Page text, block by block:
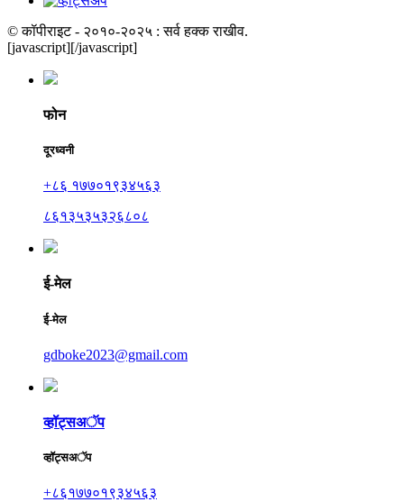
© कॉपीराइट - २०१०-२०२५ : सर्व हक्क राखीव.
[javascript][/javascript]
फोन
दूरध्वनी
+८६ १७७०१९३४५६३
८६१३५३५३२६८०८
ई-मेल
ई-मेल
gdboke2023@gmail.com
व्हॉट्सअॅप
व्हॉट्सअॅप
+८६१७७०१९३४५६३